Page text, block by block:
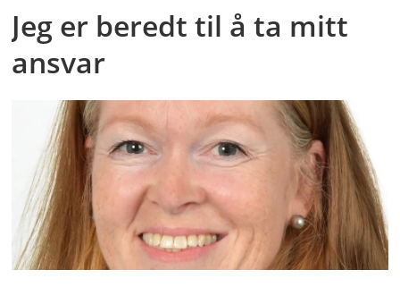
Jeg er beredt til å ta mitt
ansvar